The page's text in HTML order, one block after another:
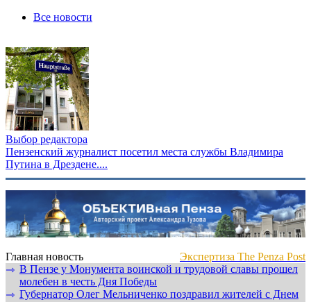
Все новости
Выбор редактора
Пензенский журналист посетил места службы Владимира
Путина в Дрездене....
Главная новость
Экспертиза The Penza Post
⇾ В Пензе у Монумента воинской и трудовой славы прошел
молебен в честь Дня Победы
⇾ Губернатор Олег Мельниченко поздравил жителей с Днем